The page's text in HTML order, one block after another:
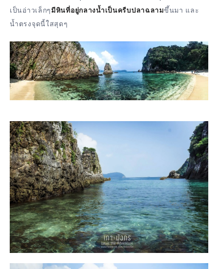
เป็นอ่าวเล็กๆมีหินที่อยู่กลางน้ำเป็นครีบปลาฉลามขึ้นมา และ
น้ำตรงจุดนี้ใสสุดๆ